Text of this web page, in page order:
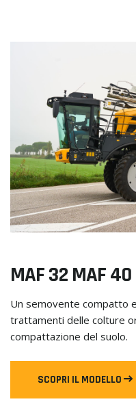
MAF 32 MAF 40
Un semovente compatto
trattamenti delle colture
compattazione del suolo.
SCOPRI IL MODELLO